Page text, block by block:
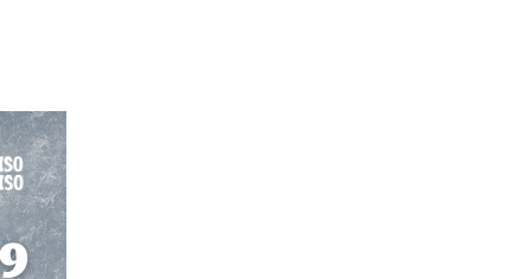
didácticas
justo